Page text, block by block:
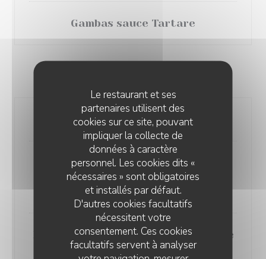
Le restaurant et ses
partenaires utilisent des
cookies sur ce site, pouvant
impliquer la collecte de
données à caractère
personnel. Les cookies dits «
nécessaires » sont obligatoires
et installés par défaut.
D'autres cookies facultatifs
nécessitent votre
consentement. Ces cookies
facultatifs servent à analyser
Gambas sauce Tartare
Filet de boeuf et ses frites maison
Médaillon de Veau, crème
champignon, jambon de parme et
pâte fraiche
Filet de bar, sauce citron et pomme
vapeur